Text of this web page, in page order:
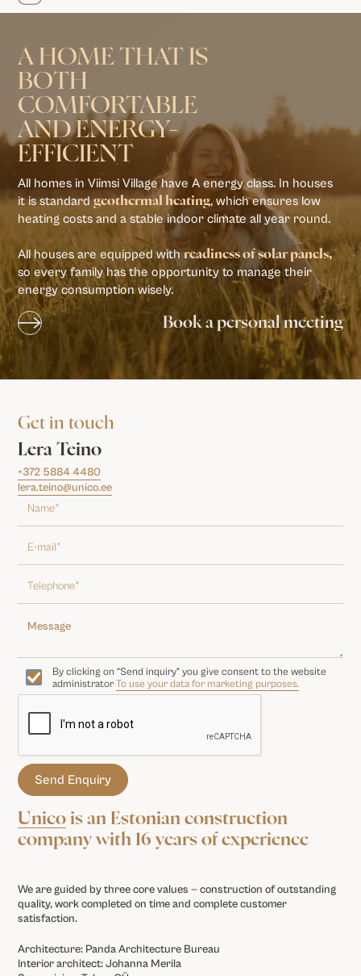
A HOME THAT IS
BOTH
COMFORTABLE
AND ENERGY-
EFFICIENT
All homes in Viimsi Village have A energy class. In houses
it is standardgeothermal heating, which ensures low
heating costs and a stable indoor climate all year round.
All houses are equipped withreadiness of solar panels,
so every family has the opportunity to manage their
energy consumption wisely.
Book a personal meeting
Unico is an Estonian construction
company with 16 years of experience
We are guided by three core values — construction of outstanding
quality, work completed on time and complete customer
satisfaction.
Architecture: Panda Architecture Bureau
Interior architect: Johanna Merila
Get in touch
Lera Teino
+372 5884 4480
lera.teino@unico.ee
By clicking on “Send inquiry” you give consent to the website
administratorTo use your data for marketing purposes.